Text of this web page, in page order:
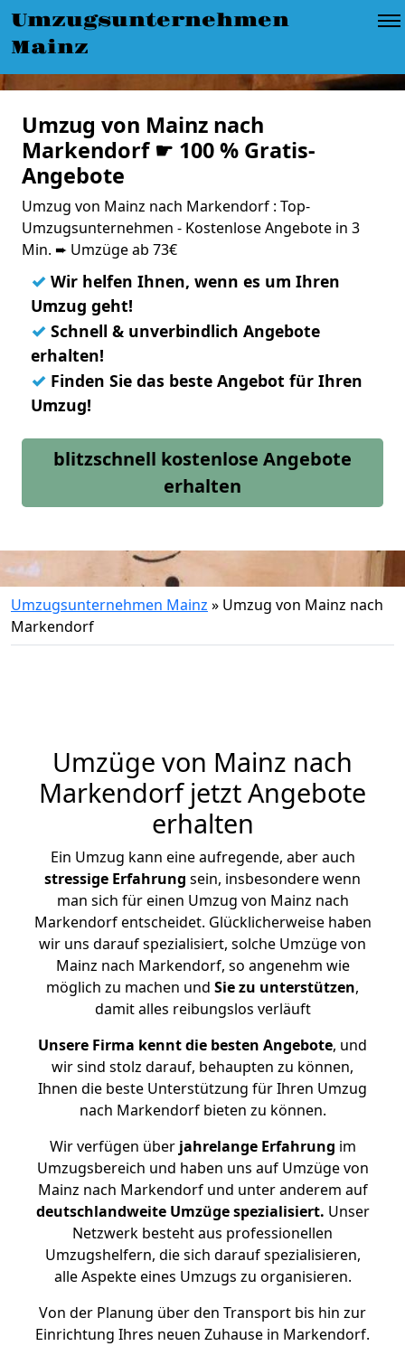
Umzugsunternehmen
Mainz
Umzug von Mainz nach
Markendorf ☛ 100 % Gratis-
Angebote
Umzug von Mainz nach Markendorf : Top-
Umzugsunternehmen - Kostenlose Angebote in 3
Min. ➨ Umzüge ab 73€
✓ Wir helfen Ihnen, wenn es um Ihren
Umzug geht!
✓ Schnell & unverbindlich Angebote
erhalten!
✓ Finden Sie das beste Angebot für Ihren
Umzug!
blitzschnell kostenlose Angebote
erhalten
Umzugsunternehmen Mainz » Umzug von Mainz nach
Markendorf
Umzüge von Mainz nach
Markendorf jetzt Angebote
erhalten
Ein Umzug kann eine aufregende, aber auch
stressige Erfahrung sein, insbesondere wenn
man sich für einen Umzug von Mainz nach
Markendorf entscheidet. Glücklicherweise haben
wir uns darauf spezialisiert, solche Umzüge von
Mainz nach Markendorf, so angenehm wie
möglich zu machen und Sie zu unterstützen,
damit alles reibungslos verläuft
Unsere Firma kennt die besten Angebote, und
wir sind stolz darauf, behaupten zu können,
Ihnen die beste Unterstützung für Ihren Umzug
nach Markendorf bieten zu können.
Wir verfügen überjahrelange Erfahrung im
Umzugsbereich und haben uns auf Umzüge von
Mainz nach Markendorf und unter anderem auf
deutschlandweite Umzüge spezialisiert. Unser
Netzwerk besteht aus professionellen
Umzugshelfern, die sich darauf spezialisieren,
alle Aspekte eines Umzugs zu organisieren.
Von der Planung über den Transport bis hin zur
Einrichtung Ihres neuen Zuhause in Markendorf.